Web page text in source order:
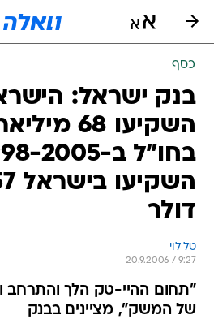
כסף
בנק ישראל:
השקיעו 68
דולר
טל לוי
20.9.2006 / 9:27
"תחום ההיי-טק הלך והתרחב
של המשק", מציינים בבנק